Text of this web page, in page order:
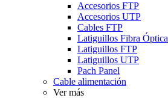
Accesorios FTP
Accesorios UTP
Cables FTP
Latiguillos Fibra Óptica
Latiguillos FTP
Latiguillos UTP
Pach Panel
Cable alimentación
Ver más